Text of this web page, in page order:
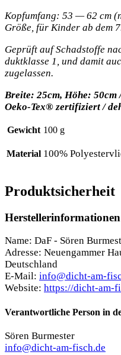
Kopf­um­fang: 53 — 62 cm
Grö­ße, für Kin­der ab dem
Geprüft auf Schad­stof­fe
dukt­klas­se 1, und damit
zugelassen.
Brei­te: 25cm, Höhe: 50cm
Oeko-Tex® zer­ti­fi­ziert /
Gewicht 100 g
Material 100%
Produktsicherheit
Herstellerinformationen
Name: DaF - Sören
Adresse: Neuengammer
Deutschland
E-Mail: info@dicht-am-
Website: https://dicht-am-
Verantwortliche Person in
Sören Burmester
info@dicht-am-fisch.de